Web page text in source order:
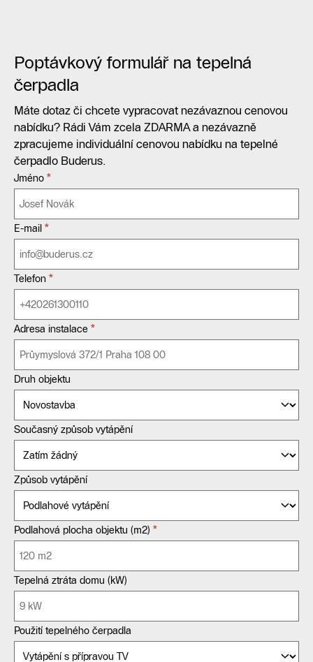
Poptávkový formulář na tepelná
čerpadla
Máte dotaz či chcete vypracovat nezávaznou cenovou
nabídku? Rádi Vám zcela ZDARMA a nezávazně
zpracujeme individuální cenovou nabídku na tepelné
čerpadlo Buderus.
Jméno *
E-mail *
Telefon *
Adresa instalace *
Druh objektu
Současný způsob vytápění
Způsob vytápění
Podlahová plocha objektu (m2) *
Tepelná ztráta domu (kW)
Použití tepelného čerpadla